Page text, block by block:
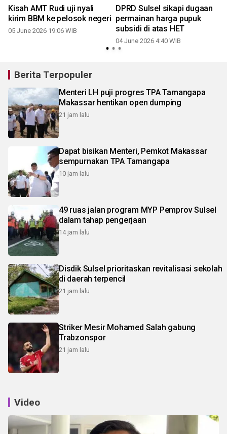
Kisah AMT Rudi uji nyali
kirim BBM ke pelosok negeri
05 June 2026 19:06 WIB
DPRD Sulsel sikapi dugaan
permainan harga pupuk
subsidi di atas HET
04 June 2026 4:40 WIB
Berita Terpopuler
Menteri LH puji progres TPA Tamangapa
Makassar hentikan open dumping
21 jam lalu
Dapat bisikan Menteri, Pemkot Makassar
sempurnakan TPA Tamangapa
10 jam lalu
49 ruas jalan program MYP Pemprov Sulsel
dalam tahap pengerjaan
14 jam lalu
Disdik Sulsel prioritaskan revitalisasi sekolah
di daerah terpencil
21 jam lalu
Striker Mesir Mohamed Salah gabung
Trabzonspor
21 jam lalu
Video